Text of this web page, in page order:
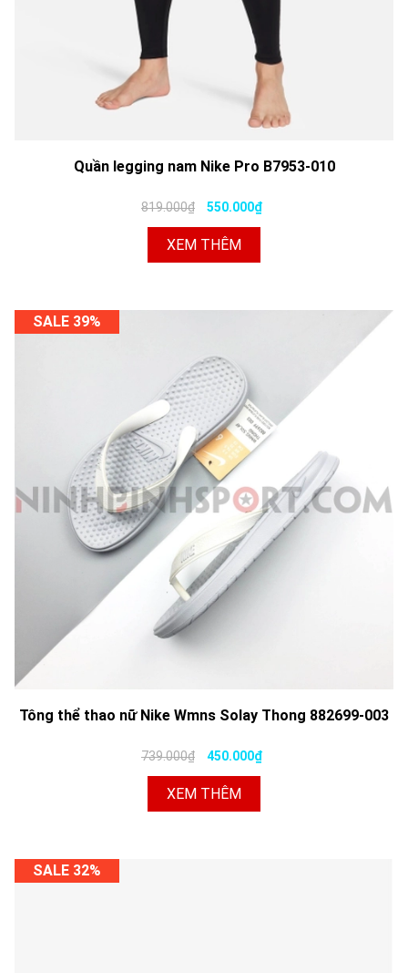
Quần legging nam Nike Pro B7953-010
819.000₫ 550.000₫
XEM THÊM
SALE 39%
Tông thể thao nữ Nike Wmns Solay Thong 882699-003
739.000₫ 450.000₫
XEM THÊM
SALE 32%